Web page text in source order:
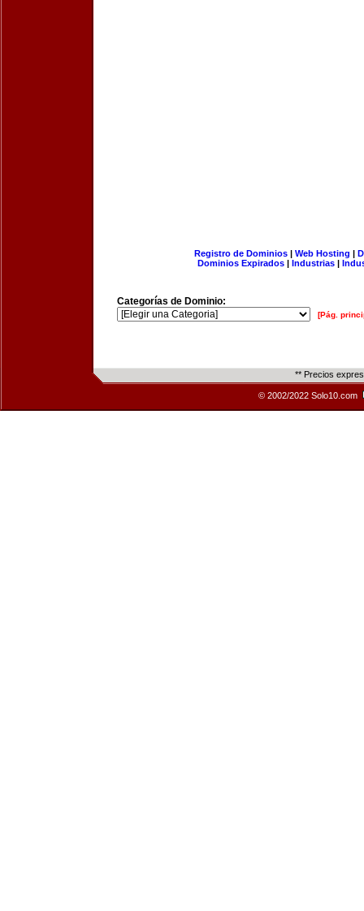
Registro de Dominios| Web Hosting |
Dominios Expirados | Industrias |
Categorías de Dominio:
[Pág.
** Precios
© 2002/2022 Solo10.com